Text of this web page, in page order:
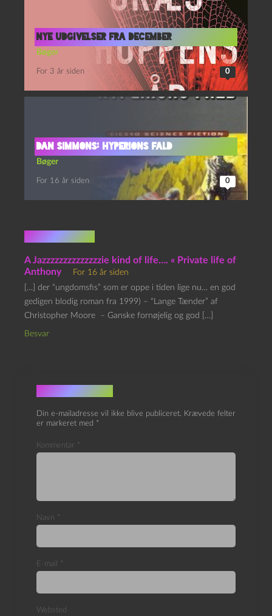
Nye udgivelser fra december
Bøger
For 3 år siden 0
Dan Simmons: Hyperions fald
Bøger
For 16 år siden 0
1 kommentar
A Jazzzzzzzzzzzzzzie kind of life…. « Private life of
Anthony
For 16 år siden
[…] der “ungdomsfis” som er oppe i tiden lige nu… en god
gedigen blodig roman fra 1999) – “Lange Tænder” af
Christopher Moore – Ganske fornøjelig og god […]
Besvar
Skriv et svar
Din e-mailadresse vil ikke blive publiceret. Krævede felter
er markeret med *
Kommentar *
Navn *
E-mail *
Websted